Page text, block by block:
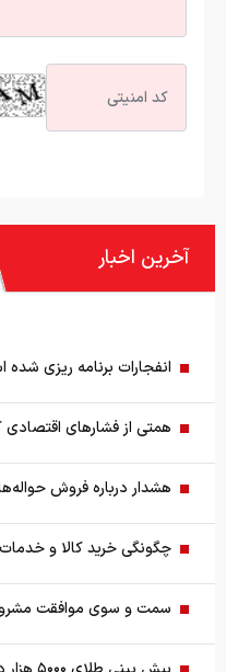
آخرین اخبار
انفجارات برنامه ریزی
همتی از فشارهای اقتصادی
هشدار درباره فروش
چگونگی خرید کالا و
سمت و سوی موافقت